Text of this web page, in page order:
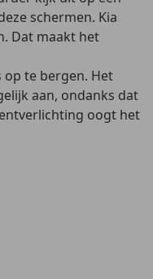
schermen. Kia
Dat maakt het
te bergen. Het
aan, ondanks dat
oogt het